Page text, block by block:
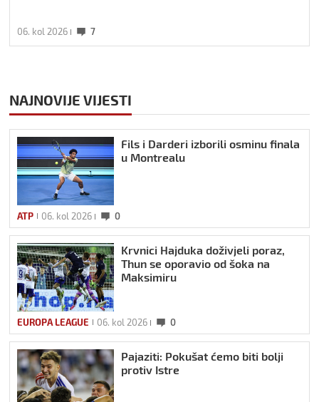
06. kol 2026 7
NAJNOVIJE VIJESTI
Fils i Darderi izborili osminu finala
u Montrealu
ATP 06. kol 2026 0
Krvnici Hajduka doživjeli poraz,
Thun se oporavio od šoka na
Maksimiru
EUROPA LEAGUE 06. kol 2026 0
Pajaziti: Pokušat ćemo biti bolji
protiv Istre